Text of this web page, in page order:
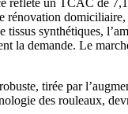
un TCAC de
synthétiques,
la demande. Le
tirée par
des rouleaux,